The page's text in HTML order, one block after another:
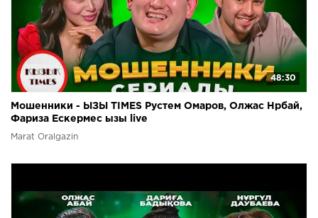
48:30
Мошенники - ЫЗЫ TIMES Рустем Омаров, Олжас Нрбай,
Фариза Ескермес ызы live
Marat Oralgazin